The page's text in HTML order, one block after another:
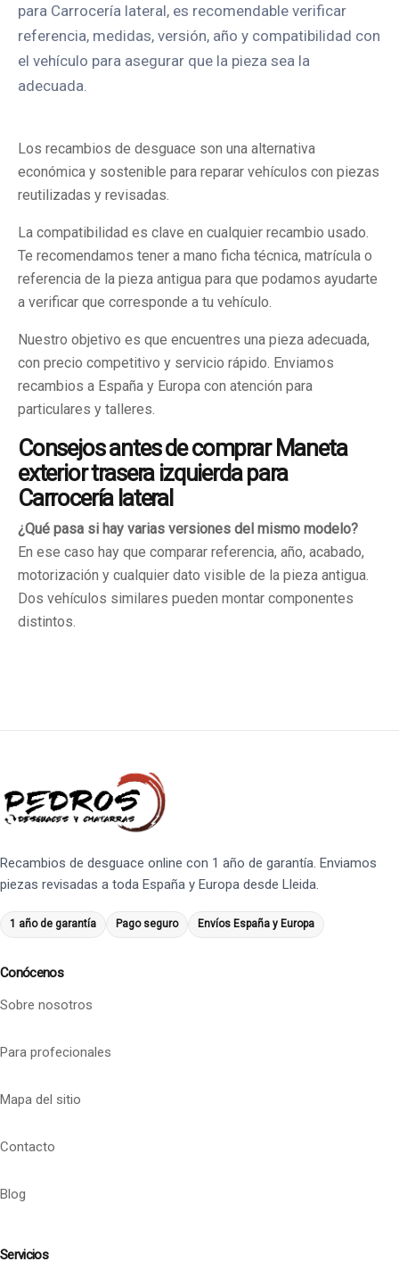
para Carrocería lateral, es recomendable verificar
referencia, medidas, versión, año y compatibilidad con
el vehículo para asegurar que la pieza sea la
adecuada.
Los recambios de desguace son una alternativa
económica y sostenible para reparar vehículos con piezas
reutilizadas y revisadas.
La compatibilidad es clave en cualquier recambio usado.
Te recomendamos tener a mano ficha técnica, matrícula o
referencia de la pieza antigua para que podamos ayudarte
a verificar que corresponde a tu vehículo.
Nuestro objetivo es que encuentres una pieza adecuada,
con precio competitivo y servicio rápido. Enviamos
recambios a España y Europa con atención para
particulares y talleres.
Consejos antes de comprar Maneta
exterior trasera izquierda para
Carrocería lateral
¿Qué pasa si hay varias versiones del mismo modelo?
En ese caso hay que comparar referencia, año, acabado,
motorización y cualquier dato visible de la pieza antigua.
Dos vehículos similares pueden montar componentes
distintos.
Recambios de desguace online con 1 año de garantía. Enviamos
piezas revisadas a toda España y Europa desde Lleida.
1 año de garantía Pago seguro Envíos España y Europa
Conócenos
Sobre nosotros
Para profecionales
Mapa del sitio
Contacto
Blog
Servicios